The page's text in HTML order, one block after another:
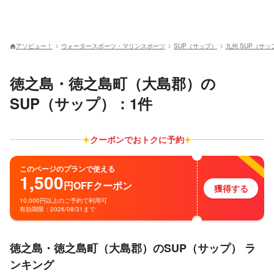
アソビュー！ ウォータースポーツ・マリンスポーツ SUP（サップ） 九州 SUP（サッ
徳之島・徳之島町（大島郡）の
SUP（サップ）：1件
クーポンでおトクに予約
このページのプランで使える
1,500円OFFクーポン
10,000円以上のご予約で利用可
有効期限：2026/08/31まで
獲得する
徳之島・徳之島町（大島郡）のSUP（サップ） ラ
ンキング